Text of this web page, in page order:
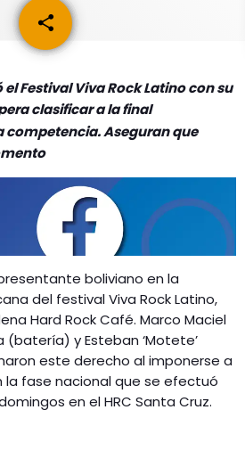
share
email
Festival Viva Rock Latino con su
clasificar a la final
Aseguran que
boliviano en la
del festival Viva Rock Latino,
Hard Rock Café. Marco Maciel
(batería) y Esteban ‘Motete’
este derecho al imponerse a
fase nacional que se efectuó
en el HRC Santa Cruz.